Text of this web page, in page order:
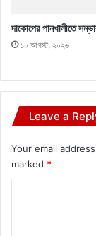
দাকোপের পানখালীতে
১০ আগস্ট, ২০২৬
Leave a
Your email
marked *